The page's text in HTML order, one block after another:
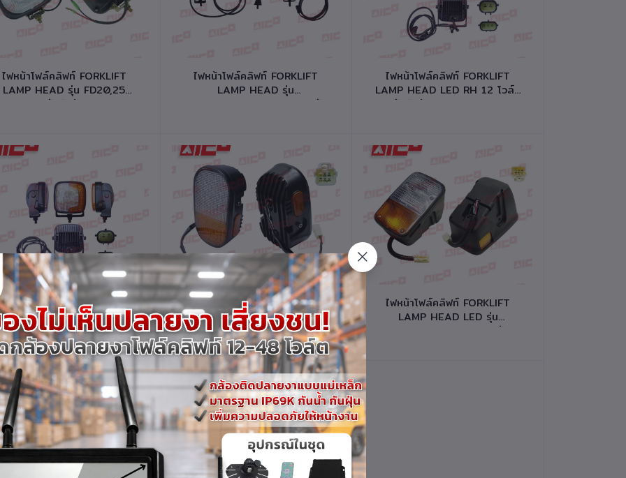
หยิบใส่ตะกร้า
ไฟหน้าโฟล์คลิฟท์ FORKLIFT
LAMP HEAD รุ่น FD20,25
Z5,T3K รหัสสินค้า 60701-
หยิบใส่ตะกร้า
ไฟหน้าโฟล์คลิฟท์ FORKLIFT
LAMP HEAD รุ่น
CPCD10,15,18 X SERIES รหัส
หยิบใส่ตะกร้า
ไฟหน้าโฟล์คลิฟท์ FORKLIFT
LAMP HEAD LED RH 12 โวล์ต
รหัสสินค้า 60701-W0254
หยิบใส่ตะกร้า
ไฟหน้าโฟล์คลิฟท์ FORKLIFT
HEAD LED LH 12 โวล์ต
รหัสสินค้า 60701-W0244
หยิบใส่ตะกร้า
ไฟหน้าโฟล์คลิฟท์ FORKLIFT
LAMP HEAD LED รุ่น
7,8FD/G15,20,25,30 รหัส
สินค้า 60701-T0213
หยิบใส่ตะกร้า
ไฟหน้าโฟล์คลิฟท์ FORKLIFT
LAMP HEAD LED รุ่น
7,8FD/G15,20,25,30 รหัส